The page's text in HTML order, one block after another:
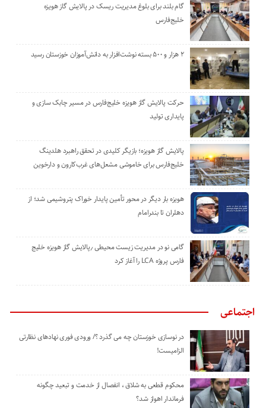
گام بلند برای بلوغ مدیریت ریسک در پالایش گاز هویزه
خلیج‌فارس
۲ هزار و ۵۰۰ بسته نوشت‌افزار به دانش‌آموزان خوزستان رسید
حرکت پالایش گاز هویزه خلیج‌فارس در مسیر چابک سازی و
پایداری تولید
پالایش گاز هویزه؛ بازیگر کلیدی در تحقق راهبرد هلدینگ
خلیج‌فارس برای خاموشی مشعل‌های غرب‌کارون و دارخوین
هویزه بار دیگر در محور تأمین پایدار خوراک پتروشیمی شد؛ از
دهلران تا بندرامام
گامی نو در مدیریت زیست ‌محیطی ٫پالایش گاز هویزه خلیج
‌فارس پروژه LCA را آغاز کرد
اجتماعی
در نوسازی خوزستان چه می گذرد ؟/ ورودی فوری نهادهای نظارتی
الزامیست!
محکوم قطعی به شلاق ، انفصال از خدمت و تبعید چگونه
فرماندار اهواز شد؟